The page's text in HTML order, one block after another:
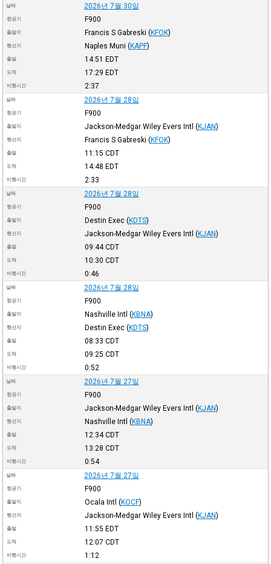
날짜 2026년 7월 30일
항공기 F900
출발지 Francis S Gabreski (KFOK)
행선지 Naples Muni (KAPF)
출발 14:51 EDT
도착 17:29 EDT
비행시간 2:37
날짜 2026년 7월 28일
항공기 F900
출발지 Jackson-Medgar Wiley Evers Intl (KJAN)
행선지 Francis S Gabreski (KFOK)
출발 11:15 CDT
도착 14:48 EDT
비행시간 2:33
날짜 2026년 7월 28일
항공기 F900
출발지 Destin Exec (KDTS)
행선지 Jackson-Medgar Wiley Evers Intl (KJAN)
출발 09:44CDT
도착 10:30 CDT
비행시간 0:46
날짜 2026년 7월 28일
항공기 F900
출발지 Nashville Intl (KBNA)
행선지 Destin Exec (KDTS)
출발 08:33 CDT
도착 09:25 CDT
비행시간 0:52
날짜 2026년 7월 27일
항공기 F900
출발지 Jackson-Medgar Wiley Evers Intl (KJAN)
행선지 Nashville Intl (KBNA)
출발 12:34CDT
도착 13:28 CDT
비행시간 0:54
날짜 2026년 7월 27일
항공기 F900
출발지 Ocala Intl (KOCF)
행선지 Jackson-Medgar Wiley Evers Intl (KJAN)
출발 11:55 EDT
도착 12:07 CDT
비행시간 1:12